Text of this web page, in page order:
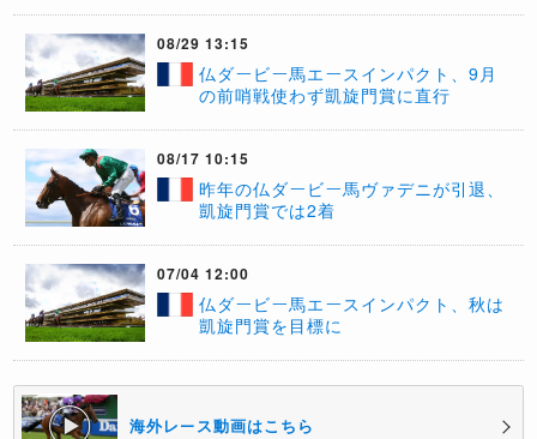
08/29 13:15
​仏ダービー馬エースインパクト、9月
の前哨戦使わず凱旋門賞に直行
08/17 10:15
昨年の仏ダービー馬ヴァデニが引退、
凱旋門賞では2着
07/04 12:00
仏ダービー馬エースインパクト、秋は
凱旋門賞を目標に
海外レース動画はこちら